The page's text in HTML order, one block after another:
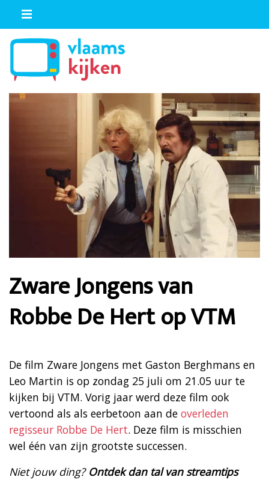
Zware Jongens van
Robbe De Hert op VTM
De film Zware Jongens met Gaston Berghmans en
Leo Martin is op zondag 25 juli om 21.05 uur te
kijken bij VTM. Vorig jaar werd deze film ook
vertoond als als eerbetoon aan de overleden
regisseur Robbe De Hert. Deze film is misschien
wel één van zijn grootste successen.
Niet jouw ding? Ontdek dan tal van streamtips